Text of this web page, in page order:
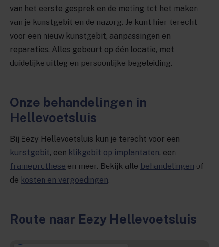
van het eerste gesprek en de meting tot het maken
van je kunstgebit en de nazorg. Je kunt hier terecht
voor een nieuw kunstgebit, aanpassingen en
reparaties. Alles gebeurt op één locatie, met
duidelijke uitleg en persoonlijke begeleiding.
Onze behandelingen in
Hellevoetsluis
Bij Eezy Hellevoetsluis kun je terecht voor een
kunstgebit, een klikgebit op implantaten, een
frameprothese en meer. Bekijk alle behandelingen of
de kosten en vergoedingen.
Route naar Eezy Hellevoetsluis